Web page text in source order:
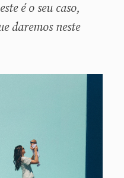
é o seu caso,
daremos neste